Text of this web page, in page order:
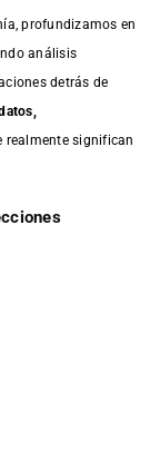
profundizamos en
análisis
detrás de
realmente significan